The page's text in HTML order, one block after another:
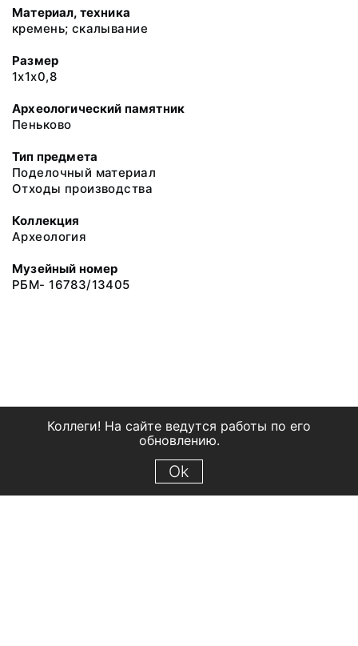
Материал, техника
кремень; скалывание
Размер
1х1х0,8
Археологический памятник
Пеньково
Тип предмета
Поделочный материал
Отходы производства
Коллекция
Археология
Музейный номер
РБМ- 16783/13405
Коллеги! На сайте ведутся работы по его
обновлению.
Ok